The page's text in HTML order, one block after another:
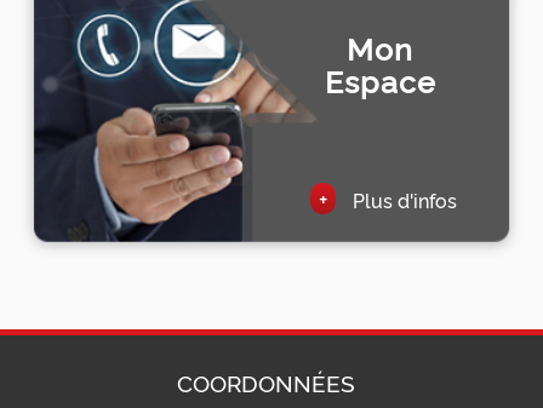
Mon
Espace
+ Plus d'infos
COORDONNÉES